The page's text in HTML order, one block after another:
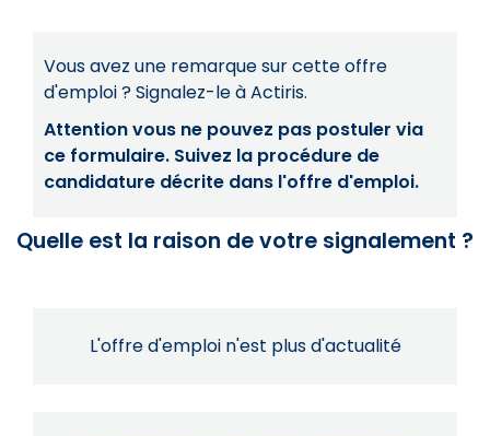
Vous avez une remarque sur cette offre
d'emploi ? Signalez-le à Actiris.
Attention vous ne pouvez pas postuler via
ce formulaire. Suivez la procédure de
candidature décrite dans l'offre d'emploi.
Quelle est la raison de votre signalement ?
L'offre d'emploi n'est plus d'actualité